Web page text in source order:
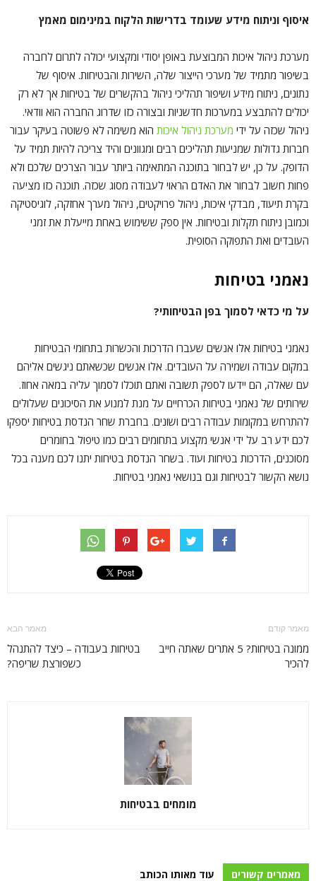
איסוף וניתוח מידע שעומד בדרישות הלקוח במינימום מאמץ
מערכת ניהול איכות המבוצעת באופן יסודי ומקצועי יכולה לתרום לחברה
בשיפור מתמיד של מערכי הייצור שלה, השירות והבטיחות. איסוף של
נתונים, ניתוח מידע ושיפור תהליכי ניהול בהקשרים של בטיחות אך לא רק
יכולים להתבצע במערכות חדשניות ובצורה כזו שדרוג החברה הוא וודאי.
ניהול שכזה על ידי מערכת ניהול איכות הוא משימה לא פשוטה בעיקר עבור
חברות גדולות שמניעות תהליכים רבים ומגוונים והיד צריכה להיות תמיד על
הדופק. על כן, יש לבחור בתוכנה המתאימה ביותר עבור הצרכים שלכם ולא
פחות חשוב לבחור את האדם הראוי לעבודה מסוג שכזה. תוכנה כזו מציעה
בקרת תיעוד, מבדקי איכות, ניהול פרויקטים, ניהול מערך אחזקה, לוגיסטיקה
וכמובן ניתוח תקלות ובטיחות. אין ספק ששימוש באחת מייעלת את זמני
העובדים ואת התפוקה הסופית.
נאמני בטיחות
על מי כדאי לסמוך בפן הבטיחותי?
נאמני בטיחות אלו אנשים שעברו הדרכות והכשרות בתחומי הבטיחות
במקום עבודה ושמירה על העובדים. אלו אנשים שכשאתם ניגשים אליהם
עם שאלה, הם יידעו לספק תשובה ואתם תוכלו לסמוך עליה במאה אחוז.
שירותים של נאמני בטיחות הכרחיים על מנת למנוע את הסיכונים שעלולים
להתרחש במקומות עבודה רבים ושונים. בחברת שחר הנדסת בטיחות יספקו
לכם ידע רב על ידי אנשי מקצוע בתחומים רבים כמו טיפול בחומרים
מסוכנים, הדרכות בטיחות ועוד. בשחר הנדסת בטיחות יתנו לכם מענה בכל
נושא הקשור לבטיחות וגם בנושאי נאמני בטיחות.
מאמר קודם
ממונה בטיחות? 5 אתרים שאתה חייב
להכיר
מאמר הבא
בטיחות בעבודה – כיצד להתנהל
כשפורצת שריפה?
מומחים בבטיחות
מאמרים קשורים עוד מאותו הכותב